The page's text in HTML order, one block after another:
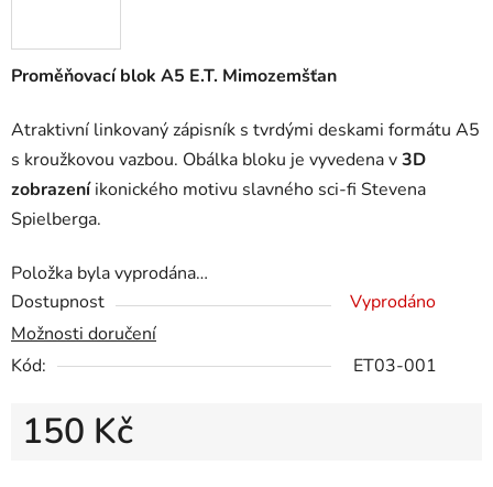
Proměňovací blok A5 E.T. Mimozemšťan
Atraktivní linkovaný zápisník s tvrdými deskami formátu A5
s kroužkovou vazbou. Obálka bloku je vyvedena v3D
zobrazeníikonického motivu slavného sci-fi Stevena
Spielberga.
Položka byla vyprodána…
Dostupnost
Vyprodáno
Možnosti doručení
Kód:
ET03-001
150 Kč